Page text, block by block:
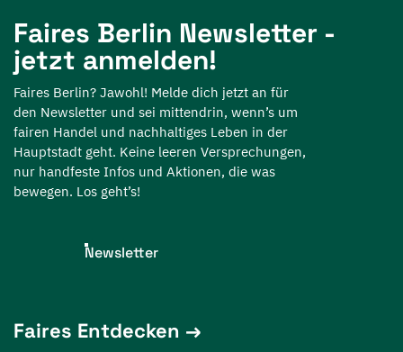
Faires Berlin Newsletter -
jetzt anmelden!
Faires Berlin? Jawohl! Melde dich jetzt an für
den Newsletter und sei mittendrin, wenn’s um
fairen Handel und nachhaltiges Leben in der
Hauptstadt geht. Keine leeren Versprechungen,
nur handfeste Infos und Aktionen, die was
bewegen. Los geht’s!
Newsletter
Faires Entdecken